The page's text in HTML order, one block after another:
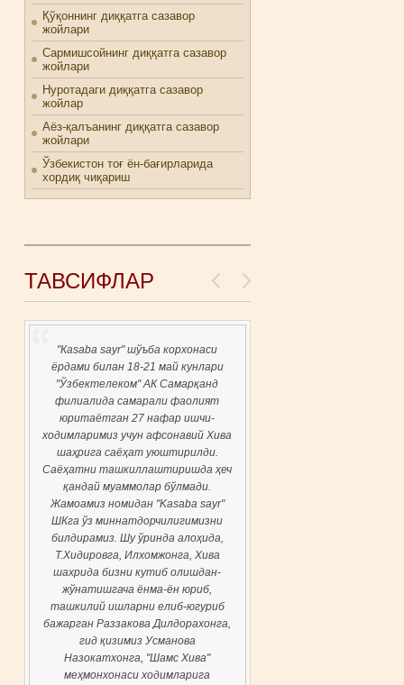
Қўқоннинг диққатга сазавор
жойлари
Сармишсойнинг диққатга сазавор
жойлари
Нуротадаги диққатга сазавор
жойлар
Аёз-қалъанинг диққатга сазавор
жойлари
Ўзбекистон тоғ ён-бағирларида
хордиқ чиқариш
ТАВСИФЛАР
"Каsaba sayr" шўъба корхонаси
ёрдами билан 18-21 май кунлари
"Ўзбектелеком" АК Самарқанд
филиалида самарали фаолият
юритаётган 27 нафар ишчи-
ходимларимиз учун афсонавий Хива
шаҳрига саёҳат уюштирилди.
Саёҳатни ташкиллаштиришда ҳеч
қандай муаммолар бўлмади.
Жамоамиз номидан "Kasaba sayr"
ШКга ўз миннатдорчилигимизни
билдирамиз. Шу ўринда алоҳида,
Т.Хидировга, Илхомжонга, Хива
шахрида бизни кутиб олишдан-
жўнатишгача ёнма-ён юриб,
ташкилий ишларни елиб-югуриб
бажарган Раззакова Дилдорахонга,
гид қизимиз Усманова
Назокатхонга, "Шамс Хива"
меҳмонхонаси ходимларига